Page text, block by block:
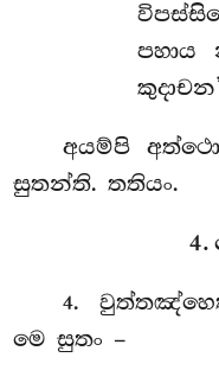
පහාය
අයම්පි
සුතන්ති. තතියං.
4.
මෙ සුතං –